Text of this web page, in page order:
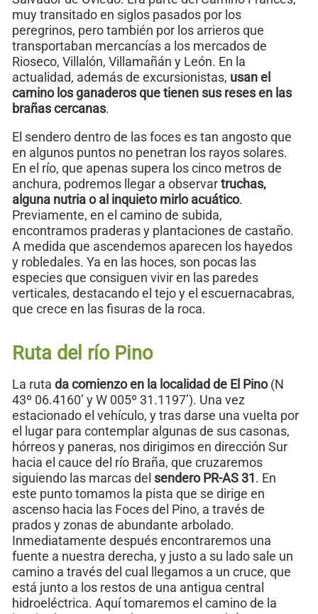
muy transitado en siglos pasados por los
peregrinos, pero también por los arrieros que
transportaban mercancías a los mercados de
Rioseco, Villalón, Villamañán y León. En la
actualidad, además de excursionistas, usan el
camino los ganaderos que tienen sus reses en las
brañas cercanas.
El sendero dentro de las foces es tan angosto que
en algunos puntos no penetran los rayos solares.
En el río, que apenas supera los cinco metros de
anchura, podremos llegar a observartruchas,
alguna nutria o al inquieto mirlo acuático.
Previamente, en el camino de subida,
encontramos praderas y plantaciones de castaño.
A medida que ascendemos aparecen los hayedos
y robledales. Ya en las hoces, son pocas las
especies que consiguen vivir en las paredes
verticales, destacando el tejo y el escuernacabras,
que crece en las fisuras de la roca.
Ruta del río Pino
La ruta da comienzo en la localidad de El Pino(N
43º 06.4160’ y W 005º 31.1197’). Una vez
estacionado el vehículo, y tras darse una vuelta por
el lugar para contemplar algunas de sus casonas,
hórreos y paneras, nos dirigimos en dirección Sur
hacia el cauce del río Braña, que cruzaremos
siguiendo las marcas del sendero PR-AS 31. En
este punto tomamos la pista que se dirige en
ascenso hacia las Foces del Pino, a través de
prados y zonas de abundante arbolado.
Inmediatamente después encontraremos una
fuente a nuestra derecha, y justo a su lado sale un
camino a través del cual llegamos a un cruce, que
está junto a los restos de una antigua central
hidroeléctrica. Aquí tomaremos el camino de la